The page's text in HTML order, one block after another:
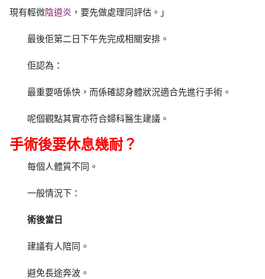
現有輕微陰道炎 ，要先做處理同評估。」
最後佢第二日下午先完成相關安排。
佢認為：
最重要唔係快，而係確認身體狀況適合先進行手術。
呢個觀點其實亦符合婦科醫生建議。
手術後要休息幾耐？
每個人體質不同。
一般情況下：
術後當日
建議有人陪同。
避免長途奔波。